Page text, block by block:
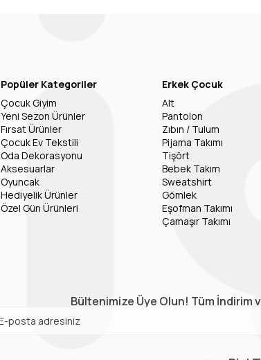
Popüler Kategoriler
Çocuk Giyim
Yeni Sezon Ürünler
Fırsat Ürünler
Çocuk Ev Tekstili
Oda Dekorasyonu
Aksesuarlar
Oyuncak
Hediyelik Ürünler
Özel Gün Ürünleri
Erkek Çocuk
Alt
Pantolon
Zıbın / Tulum
Pijama Takımı
Tişört
Bebek Takım
Sweatshirt
Gömlek
Eşofman Takımı
Çamaşır Takımı
Bültenimize Üye Olun! Tüm İndirim